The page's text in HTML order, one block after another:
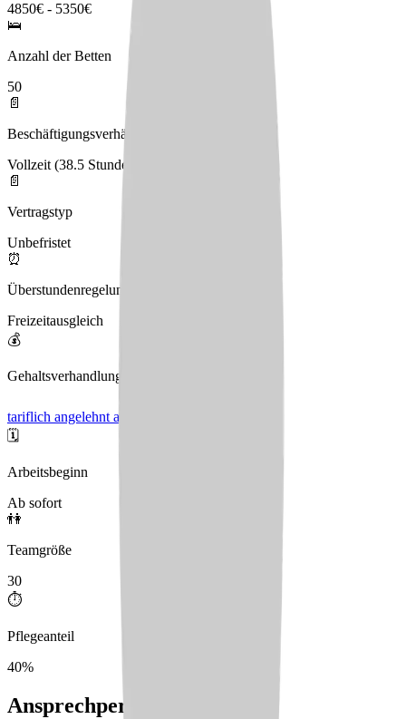
4850€ - 5350€
🛌
Anzahl der Betten
50
📄
Beschäftigungsverhältnis
Vollzeit (38.5 Stunden)
📄
Vertragstyp
Unbefristet
⏰
Überstundenregelung
Freizeitausgleich
💰
Gehaltsverhandlungen
tariflich angelehnt an TVöD
🗓️
Arbeitsbeginn
Ab sofort
👫
Teamgröße
30
⏱️
Pflegeanteil
40%
Ansprechperson